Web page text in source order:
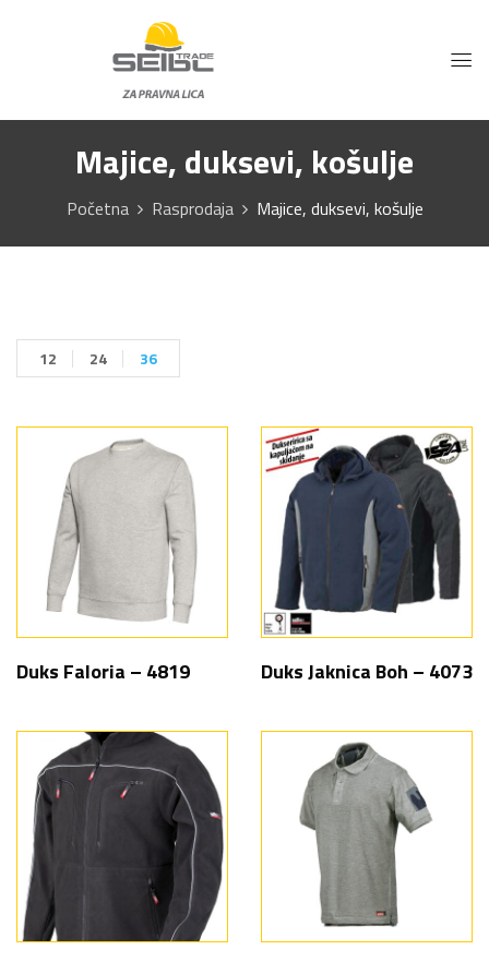
Majice, duksevi, košulje
Početna Rasprodaja Majice, duksevi, košulje
12 24 36
Duks Faloria – 4819 Duks Jaknica Boh – 4073